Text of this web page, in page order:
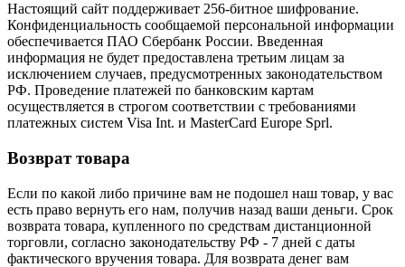
Настоящий сайт поддерживает 256-битное шифрование.
Конфиденциальность сообщаемой персональной информации
обеспечивается ПАО Сбербанк России. Введенная
информация не будет предоставлена третьим лицам за
исключением случаев, предусмотренных законодательством
РФ. Проведение платежей по банковским картам
осуществляется в строгом соответствии с требованиями
платежных систем Visa Int. и MasterCard Europe Sprl.
Возврат товара
Если по какой либо причине вам не подошел наш товар, у вас
есть право вернуть его нам, получив назад ваши деньги. Срок
возврата товара, купленного по средствам дистанционной
торговли, согласно законодательству РФ - 7 дней с даты
фактического вручения товара. Для возврата денег вам